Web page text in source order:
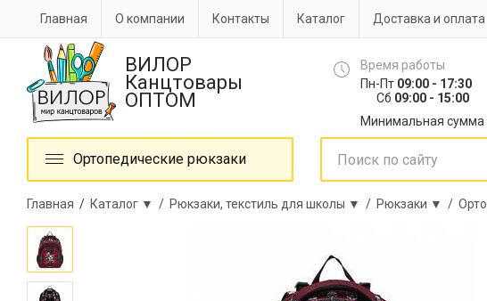
Главная О компании Контакты Каталог Доставка и оплата
ВИЛОР
Канцтовары
ОПТОМ
Время работы
Пн-Пт 09:00 - 17:30
Сб 09:00 - 15:00
Минимальная сумма
Ортопедические рюкзаки
Главная / Каталог ▼ / Рюкзаки, текстиль для школы ▼ / Рюкзаки ▼ /